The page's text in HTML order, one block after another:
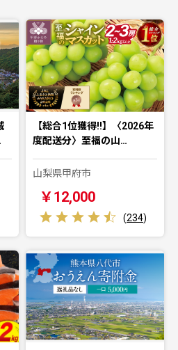
【総合1位獲得!!】〈2026年
度配送分〉至福の山…
山梨県甲府市
￥12,000
(234)